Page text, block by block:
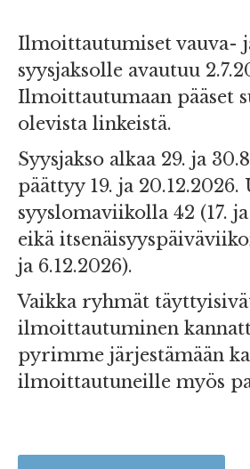
Ilmoittautumiset vauva-
syysjaksolle avautuu
Ilmoittautumaan pääset
olevista linkeistä.
Syysjakso alkaa 29. ja
päättyy 19. ja
syyslomaviikolla 42 (17.
eikä
ja 6.12.2026).
Vaikka ryhmät
ilmoittautuminen
pyrimme järjestämään
ilmoittautuneille myös